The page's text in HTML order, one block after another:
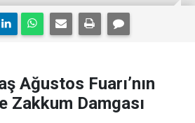
Ağustos Fuarı’nın
Zakkum Damgası